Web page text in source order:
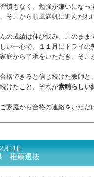
慣もなく、勉強が嫌いになっ
そこから順風満帆に進んだわ
の成績は伸び悩み、このま
い一心で、
１１月 にトライの
庭から了承をいただき、そこ
格できると信じ続けた教師
けたこと、それが素晴らしい
家庭から合格の連絡をいただ
月11日
推薦選抜